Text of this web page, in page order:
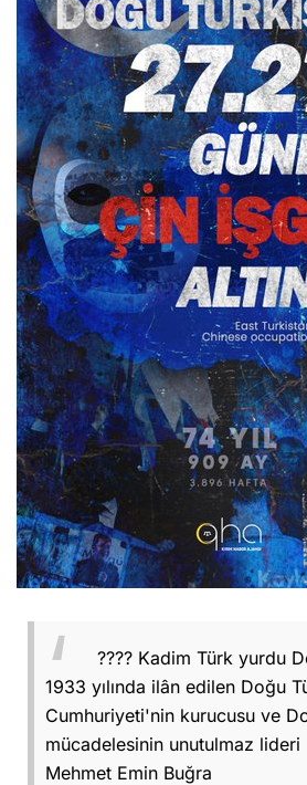
???? Kadim Türk yurdu
1933 yılında ilân edilen Doğu
Cumhuriyeti'nin kurucusu ve
mücadelesinin unutulmaz lideri
Mehmet Emin Buğra